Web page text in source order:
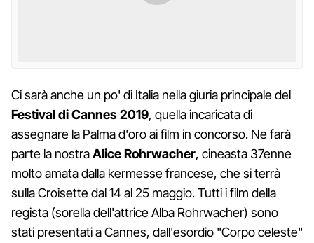
Ci sarà anche un po' di Italia nella giuria principale del
Festival di Cannes 2019, quella incaricata di
assegnare la Palma d'oro ai film in concorso. Ne farà
parte la nostraAlice Rohrwacher, cineasta 37enne
molto amata dalla kermesse francese, che si terrà
sulla Croisette dal 14 al 25 maggio. Tutti i film della
regista (sorella dell'attrice Alba Rohrwacher) sono
stati presentati a Cannes, dall'esordio "Corpo celeste"